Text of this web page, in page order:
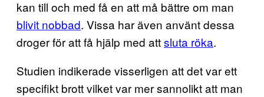
kan till och med få en att må bättre om man
blivit nobbad. Vissa har även använt dessa
droger för att få hjälp med attsluta röka.
Studien indikerade visserligen att det var ett
specifikt brott vilket var mer sannolikt att man